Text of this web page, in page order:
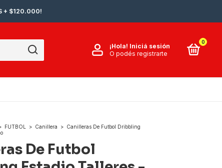
+ $120.000!
¡Hola! Iniciá sesión
O podés registrarte
0
FUTBOL > Canillera > Canilleras De Futbol Dribbling
De Futbol